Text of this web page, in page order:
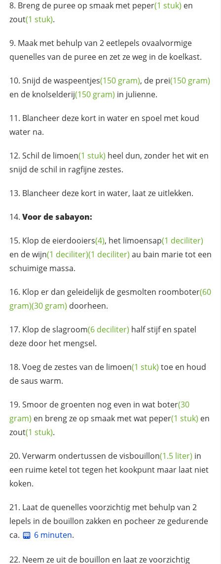
Breng de puree op smaak met peper(1 stuk) en
zout(1 stuk).
Maak met behulp van 2 eetlepels ovaalvormige
quenelles van de puree en zet ze weg in de koelkast.
Snijd dewaspeentjes(150 gram), de prei(150 gram)
en de knolselderij(150 gram) in julienne.
Blancheer deze kort in water en spoel met koud
water na.
Schil de limoen(1 stuk) heel dun, zonder het wit en
snijd de schil in ragfijne zestes.
Blancheer deze kort in water, laat ze uitlekken.
Voor de sabayon:
Klop de eierdooiers(4), het limoensap(1 deciliter)
en dewijn(1 deciliter)(1 deciliter) au bain marie tot een
schuimige massa.
Klop er dan geleidelijk de gesmolten roomboter(60
gram)(30 gram) doorheen.
Klop deslagroom(6 deciliter) half stijf en spatel
deze door het mengsel.
Voeg de zestes van de limoen(1 stuk) toe en houd
de saus warm.
Smoor de groenten nog even in wat boter(30
gram) en breng ze op smaak met wat peper(1 stuk) en
zout(1 stuk).
Verwarm ondertussen devisbouillon(1.5 liter) in
een ruime ketel tot tegen het kookpunt maar laat niet
koken.
Laat de quenelles voorzichtig met behulp van 2
lepels in de bouillon zakken en pocheer ze gedurende
ca.
6 minuten.
Neem ze uit de bouillon en laat ze voorzichtig